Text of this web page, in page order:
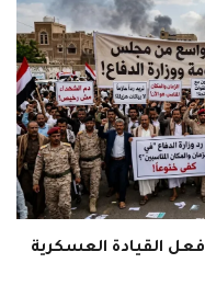
القيادة العسكرية